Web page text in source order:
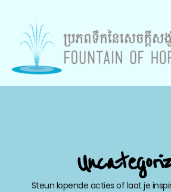
Steun lopende acties of laat je